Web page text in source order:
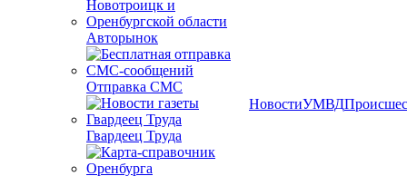
Авторынок
Отправка СМС
Гвардеец Труда
НовостиУМВД